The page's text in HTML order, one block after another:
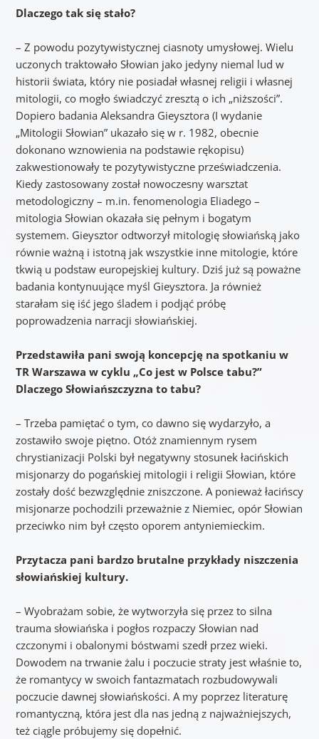
Dlaczego tak się stało?
– Z powodu pozytywistycznej ciasnoty umysłowej. Wielu
uczonych traktowało Słowian jako jedyny niemal lud w
historii świata, który nie posiadał własnej religii i własnej
mitologii, co mogło świadczyć zresztą o ich „niższości”.
Dopiero badania Aleksandra Gieysztora (I wydanie
„Mitologii Słowian” ukazało się w r. 1982, obecnie
dokonano wznowienia na podstawie rękopisu)
zakwestionowały te pozytywistyczne przeświadczenia.
Kiedy zastosowany został nowoczesny warsztat
metodologiczny – m.in. fenomenologia Eliadego –
mitologia Słowian okazała się pełnym i bogatym
systemem. Gieysztor odtworzył mitologię słowiańską jako
równie ważną i istotną jak wszystkie inne mitologie, które
tkwią u podstaw europejskiej kultury. Dziś już są poważne
badania kontynuujące myśl Gieysztora. Ja również
starałam się iść jego śladem i podjąć próbę
poprowadzenia narracji słowiańskiej.
Przedstawiła pani swoją koncepcję na spotkaniu w
TR Warszawa w cyklu „Co jest w Polsce tabu?”
Dlaczego Słowiańszczyzna to tabu?
– Trzeba pamiętać o tym, co dawno się wydarzyło, a
zostawiło swoje piętno. Otóż znamiennym rysem
chrystianizacji Polski był negatywny stosunek łacińskich
misjonarzy do pogańskiej mitologii i religii Słowian, które
zostały dość bezwzględnie zniszczone. A ponieważ łacińscy
misjonarze pochodzili przeważnie z Niemiec, opór Słowian
przeciwko nim był często oporem antyniemieckim.
Przytacza pani bardzo brutalne przykłady niszczenia
słowiańskiej kultury.
– Wyobrażam sobie, że wytworzyła się przez to silna
trauma słowiańska i pogłos rozpaczy Słowian nad
czczonymi i obalonymi bóstwami szedł przez wieki.
Dowodem na trwanie żalu i poczucie straty jest właśnie to,
że romantycy w swoich fantazmatach rozbudowywali
poczucie dawnej słowiańskości. A my poprzez literaturę
romantyczną, która jest dla nas jedną z najważniejszych,
też ciągle próbujemy się dopełnić.